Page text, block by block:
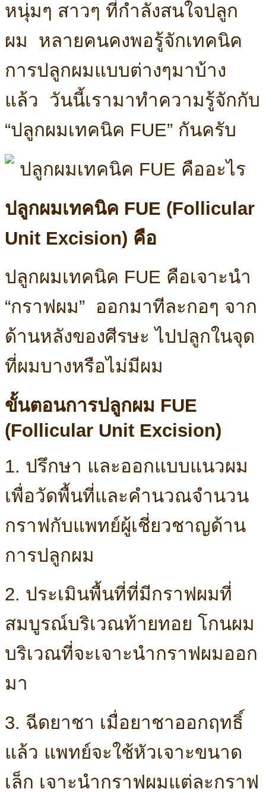
หนุ่มๆ สาวๆ ที่กำลังสนใจปลูก
ผม หลายคนคงพอรู้จักเทคนิค
การปลูกผมแบบต่างๆมาบ้าง
แล้ว วันนี้เรามาทำความรู้จักกับ
“ปลูกผมเทคนิค FUE” กันครับ
ปลูกผมเทคนิค FUE (Follicular
Unit Excision) คือ
ปลูกผมเทคนิค FUE คือเจาะนำ
“กราฟผม” ออกมาทีละกอๆ จาก
ด้านหลังของศีรษะ ไปปลูกในจุด
ที่ผมบางหรือไม่มีผม
ขั้นตอนการปลูกผม FUE
(Follicular Unit Excision)
1. ปรึกษา และออกแบบแนวผม
เพื่อวัดพื้นที่และคำนวณจำนวน
กราฟกับแพทย์ผู้เชี่ยวชาญด้าน
การปลูกผม
2. ประเมินพื้นที่ที่มีกราฟผมที่
สมบูรณ์บริเวณท้ายทอย โกนผม
บริเวณที่จะเจาะนำกราฟผมออก
มา
3. ฉีดยาชา เมื่อยาชาออกฤทธิ์
แล้ว แพทย์จะใช้หัวเจาะขนาด
เล็ก เจาะนำกราฟผมแต่ละกราฟ